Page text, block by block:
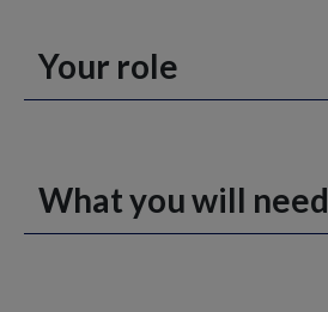
Your role
What you will need